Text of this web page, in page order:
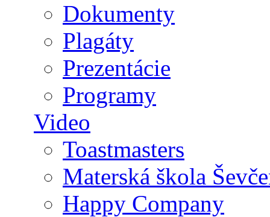
Dokumenty
Plagáty
Prezentácie
Programy
Video
Toastmasters
Materská škola
Happy Company